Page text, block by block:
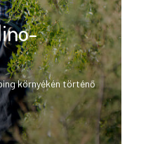
környékén történő